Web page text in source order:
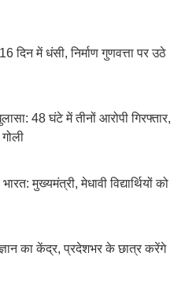
दिन में धंसी, निर्माण गुणवत्ता पर उठे
48 घंटे में तीनों आरोपी गिरफ्तार,
मुख्यमंत्री, मेधावी विद्यार्थियों को
का केंद्र, प्रदेशभर के छात्र करेंगे